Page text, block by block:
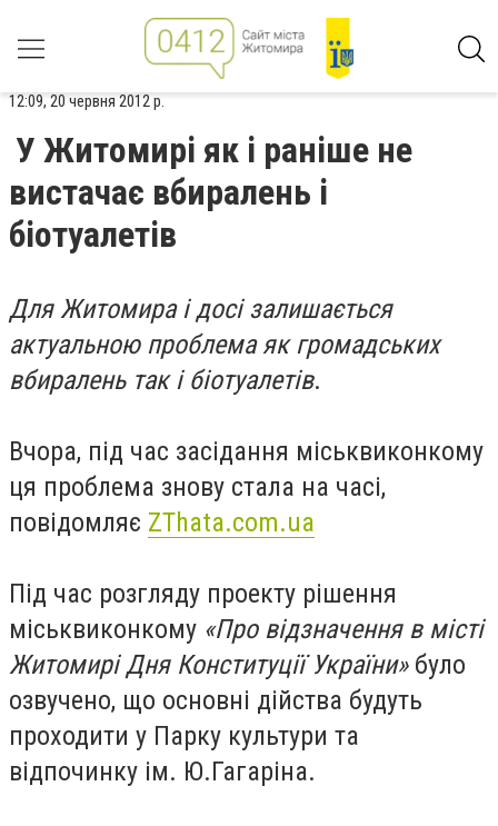
12:09, 20 червня 2012 р.
У Житомирі як і раніше не
вистачає вбиралень і
біотуалетів
Для Житомира і досі залишається
актуальною проблема як громадських
вбиралень так і біотуалетів.
Вчора, під час засідання міськвиконкому
ця проблема знову стала на часі,
повідомляє ZThata.com.ua
Під час розгляду проекту рішення
міськвиконкому «Про відзначення в місті
Житомирі Дня Конституції України» було
озвучено, що основні дійства будуть
проходити у Парку культури та
відпочинку ім. Ю.Гагаріна.